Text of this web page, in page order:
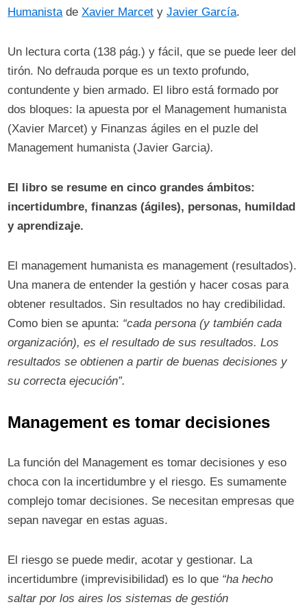
HumanistadeXavier Marcet yJavier García.
Un lectura corta (138 pág.) y fácil, que se puede leer del
tirón. No defrauda porque es un texto profundo,
contundente y bien armado. El libro está formado por
dos bloques: la apuesta por el Management humanista
(Xavier Marcet) y Finanzas ágiles en el puzle del
Management humanista (Javier Garcia).
El libro se resume en cinco grandes ámbitos:
incertidumbre, finanzas (ágiles), personas, humildad
y aprendizaje.
El management humanista es management (resultados).
Una manera de entender la gestión y hacer cosas para
obtener resultados. Sin resultados no hay credibilidad.
Como bien se apunta: “cada persona (y también cada
organización), es el resultado de sus resultados. Los
resultados se obtienen a partir de buenas decisiones y
su correcta ejecución”.
Management es tomar decisiones
La función del Management es tomar decisiones y eso
choca con la incertidumbre y el riesgo. Es sumamente
complejo tomar decisiones. Se necesitan empresas que
sepan navegar en estas aguas.
El riesgo se puede medir, acotar y gestionar. La
incertidumbre (imprevisibilidad) es lo que “ha hecho
saltar por los aires los sistemas de gestión